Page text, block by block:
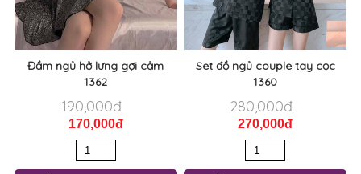
Đầm ngủ hở lưng gợi cảm
1362
190,000đ
170,000đ
Set đồ ngủ couple tay cọc
1360
280,000đ
270,000đ